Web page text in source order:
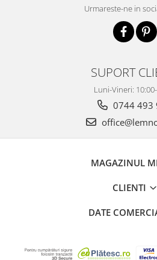
Urmareste-ne in
SUPORT
Luni-Vineri:
0744 493
MAGAZINUL
CLIENTI
DATE